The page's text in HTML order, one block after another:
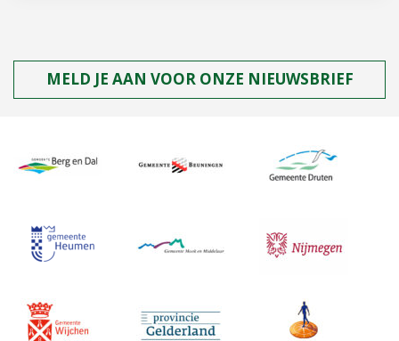
MELD JE AAN VOOR ONZE NIEUWSBRIEF